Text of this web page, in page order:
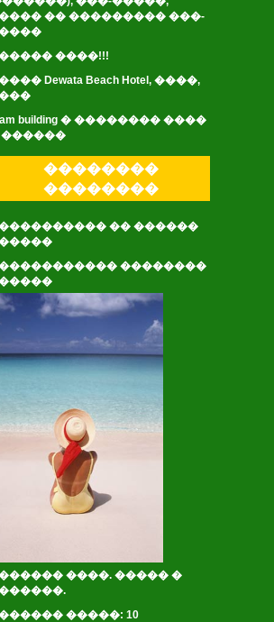
�� ��������� ���-
����!!!
Dewata Beach Hotel, ����,
building � �������� ����
������
��������
��������
�� ������
��������
����. ����� �
�����: 10